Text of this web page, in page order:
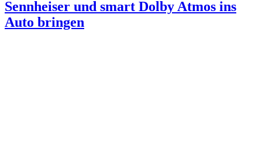
Sennheiser und smart Dolby Atmos ins
Auto bringen